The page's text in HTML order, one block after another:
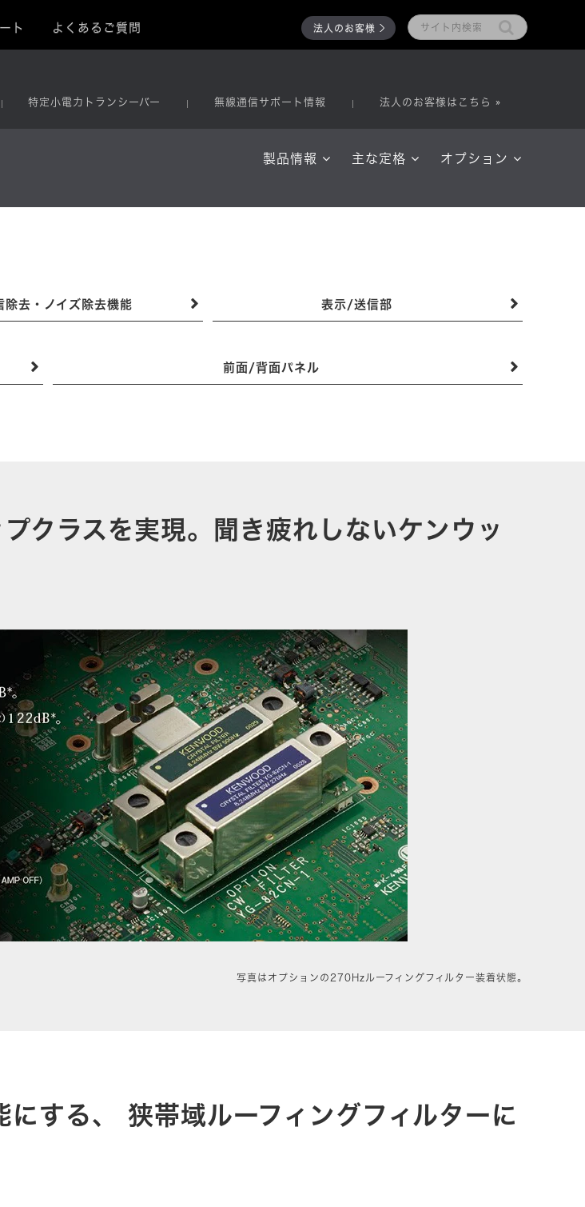
ト よくあるご質問 法人のお客様
特定小電力トランシーバー 無線通信サポート情報 法人のお客様はこちら »
製品情報 主な定格 オプション
除去・ノイズ除去機能 表示/送信部
前面/背面パネル
クラスを実現。聞き疲れしないケンウッ
写真はオプションの270Hzルーフィングフィルター装着状態。
する、 狭帯域ルーフィングフィルターに